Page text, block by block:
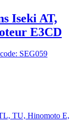
Iseki AT,
E3CD
SEG059